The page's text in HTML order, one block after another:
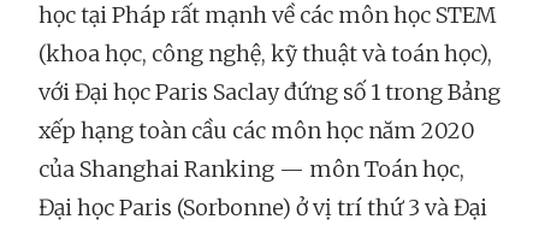
học tại Pháp rất mạnh về các môn học STEM
(khoa học, công nghệ, kỹ thuật và toán học),
với Đại học Paris Saclay đứng số 1 trong Bảng
xếp hạng toàn cầu các môn học năm 2020
của Shanghai Ranking — môn Toán học,
Đại học Paris (Sorbonne) ở vị trí thứ 3 và Đại